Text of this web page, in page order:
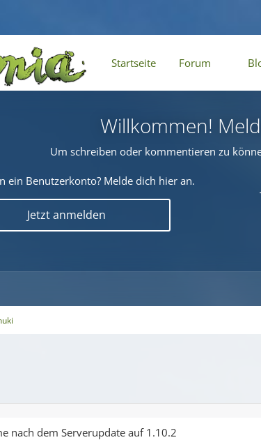
Startseite Forum
Willkommen!
Um schreiben oder kommentieren zu
ein Benutzerkonto? Melde dich hier an.
Jetzt anmelden
nach dem Serverupdate auf 1.10.2